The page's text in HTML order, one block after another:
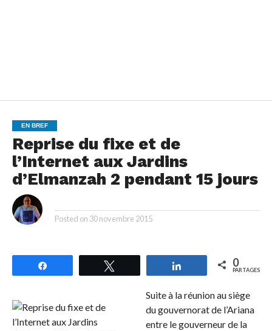
EN BREF
Reprise du fixe et de
l’Internet aux Jardins
d’Elmanzah 2 pendant 15 jours
Posted on 30 novembre 2015
Partagez 0
PARTAGES
Suite à la réunion au siège
du gouvernorat de l’Ariana
entre le gouverneur de la